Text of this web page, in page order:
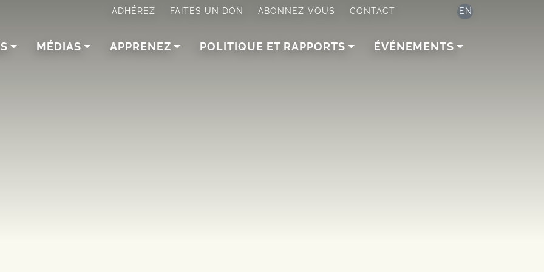
ADHÉREZ FAITES UN DON ABONNEZ-VOUS CONTACT EN
MÉDIAS APPRENEZ POLITIQUE ET RAPPORTS ÉVÉNEMENTS